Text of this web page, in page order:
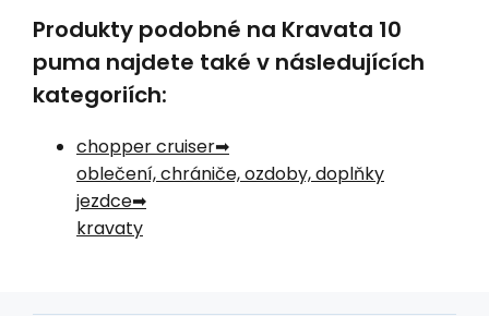
Produkty podobné na Kravata 10
puma najdete také v následujících
kategoriích:
chopper cruiser
oblečení, chrániče, ozdoby, doplňky
jezdce
kravaty